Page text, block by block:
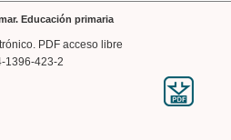
Educación primaria
PDF acceso libre
1396-423-2